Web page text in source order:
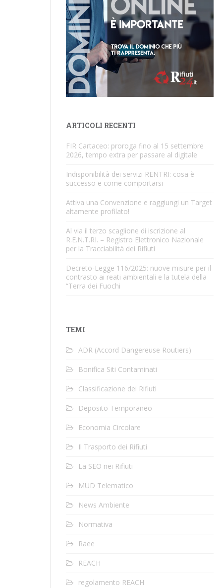
ARTICOLI RECENTI
FIR Cartaceo: proroga fino al 15 settembre
2026, tempo extra per passare al digitale
Indisponibilità dei servizi RENTRI: cosa è
successo e come comportarsi
Attiva una Convenzione e raggiungi un Target
altamente profilato!
Al via il terzo scaglione di iscrizione al
R.E.N.T.RI. – Registro Elettronico Nazionale
per la Tracciabilità dei Rifiuti
Decreto-Legge 116/2025: nuove misure per il
contrasto ai reati ambientali e la tutela della
“Terra dei Fuochi
TEMI
ADR (Accord Dangereuse Routiers)
Bonifica Siti Contaminati
Classificazione dei Rifiuti
Deposito Temporaneo
Economia Circolare
Il Trasporto dei Rifiuti
La SEO nei Rifiuti
MUD Telematico
News Ambiente
Normativa
Raee
REACH
regolamento REACH